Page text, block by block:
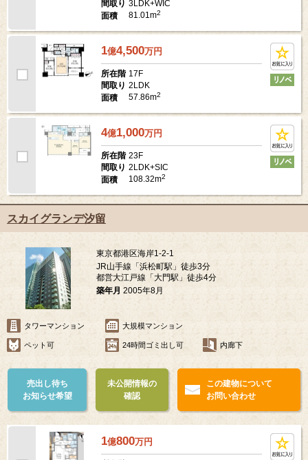
間取り 3LDK+WIC
面積
81.01m2
1億4,500万円
所在階 17F
間取り 2LDK
面積
57.86m2
4億1,000万円
所在階 23F
間取り 2LDK+SIC
面積
108.32m2
スカイグランデ汐留
東京都港区海岸1-2-1
JR山手線「浜松町駅」徒歩3分
都営大江戸線「大門駅」徒歩4分
築年月 2005年8月
タワーマンション 大規模マンション
ペット可 24時間ゴミ出し可 内廊下
売出し待ち
お知らせ希望
未公開情報の
確認
この建物について
お問い合わせ
1億800万円